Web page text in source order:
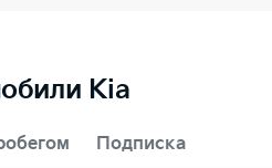
Kia
Подписка